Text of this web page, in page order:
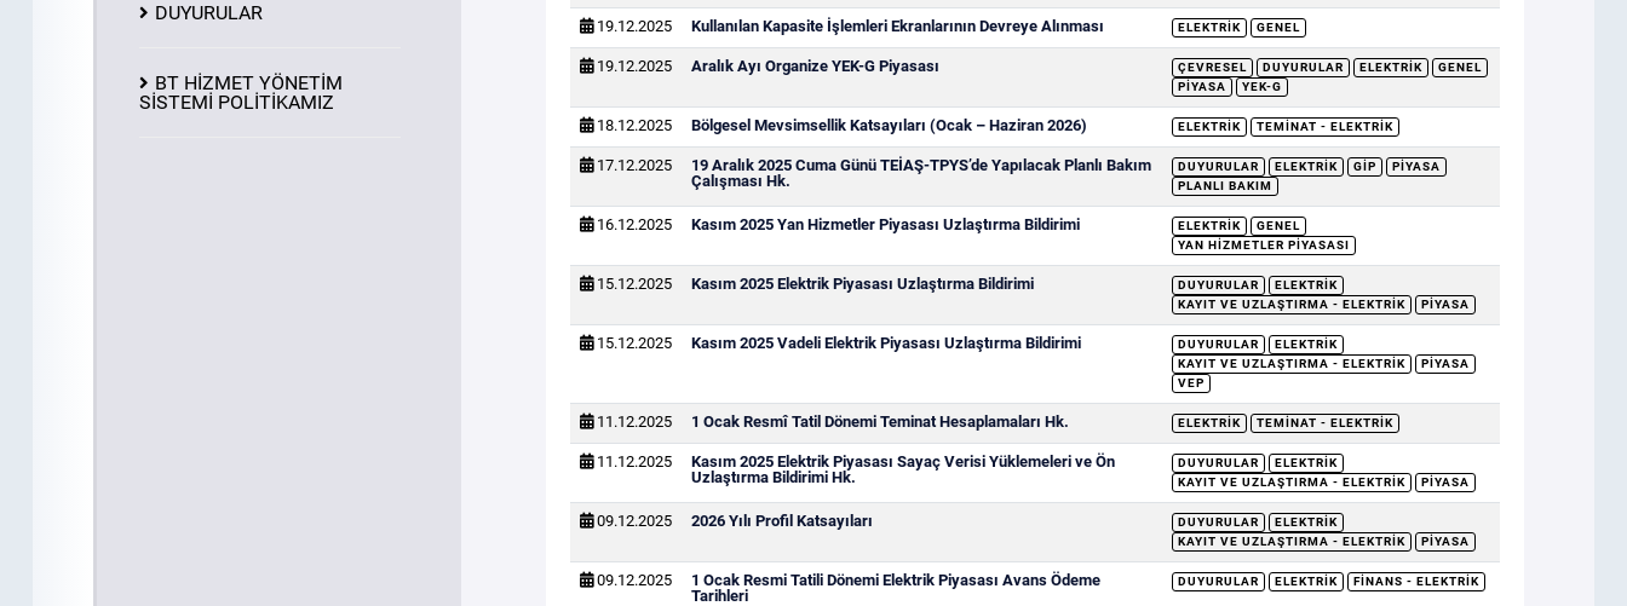
DUYURULAR
BT HİZMET YÖNETİM
SİSTEMİ POLİTİKAMIZ
19.12.2025 Kullanılan Kapasite İşlemleri Ekranlarının Devreye Alınması ELEKTRIK GENEL
19.12.2025 Aralık Ayı Organize YEK-G Piyasası ÇEVRESEL DUYURULAR ELEKTRIK
GENEL
PIYASA
YEK-G
18.12.2025 Bölgesel Mevsimsellik Katsayıları (Ocak – Haziran 2026) ELEKTRIK TEMINAT - ELEKTRIK
17.12.2025
19 Aralık 2025 Cuma Günü TEİAŞ-TPYS’de Yapılacak Planlı Bakım
Çalışması Hk.
DUYURULAR ELEKTRIK GİP
PIYASA
PLANLI BAKIM
16.12.2025 Kasım 2025 Yan Hizmetler Piyasası Uzlaştırma Bildirimi ELEKTRIK
GENEL
YAN HIZMETLER PIYASASI
15.12.2025 Kasım 2025 Elektrik Piyasası Uzlaştırma Bildirimi DUYURULAR
ELEKTRIK
KAYIT VE UZLAŞTIRMA - ELEKTRIK
PIYASA
15.12.2025 Kasım 2025 Vadeli Elektrik Piyasası Uzlaştırma Bildirimi DUYURULAR
ELEKTRIK
KAYIT VE UZLAŞTIRMA - ELEKTRIK
PIYASA
VEP
11.12.2025 1 Ocak Resmî Tatil Dönemi Teminat Hesaplamaları Hk. ELEKTRIK TEMINAT - ELEKTRIK
11.12.2025
Kasım 2025 Elektrik Piyasası Sayaç Verisi Yüklemeleri ve Ön
Uzlaştırma Bildirimi Hk.
DUYURULAR
ELEKTRIK
KAYIT VE UZLAŞTIRMA - ELEKTRIK
PIYASA
09.12.2025 2026 Yılı Profil Katsayıları DUYURULAR
ELEKTRIK
KAYIT VE UZLAŞTIRMA - ELEKTRIK
PIYASA
09.12.2025
1 Ocak Resmi Tatili Dönemi Elektrik Piyasası Avans Ödeme
Tarihleri
DUYURULAR ELEKTRIK FINANS - ELEKTRIK